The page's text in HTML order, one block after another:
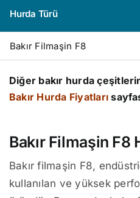
Hurda Türü
Bakır Filmaşin F8
Diğer bakır hurda
Bakır Hurda Fiyatları
Bakır Filmaşin F8
Bakır filmaşin F8,
kullanılan ve yüksek